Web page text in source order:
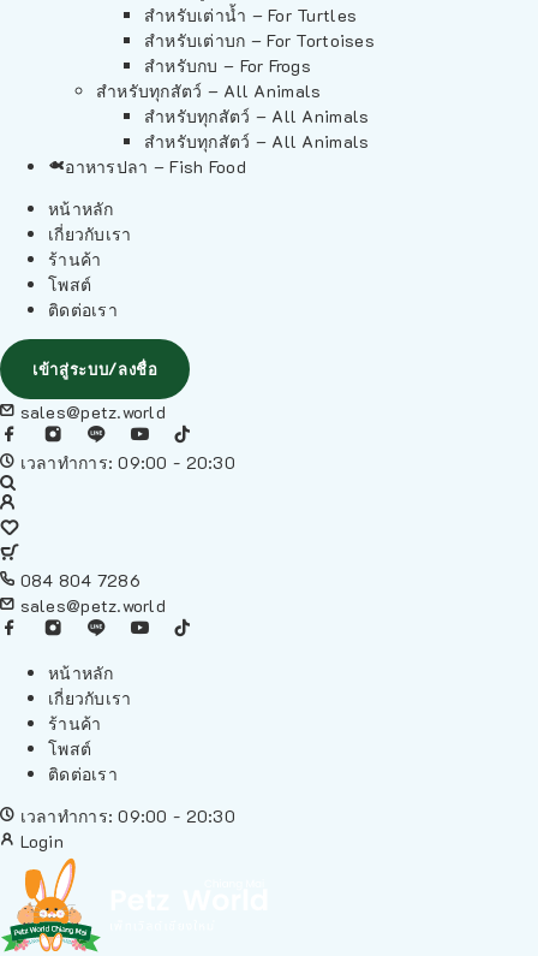
สำหรับเต่าน้ำ – For Turtles
สำหรับเต่าบก – For Tortoises
สำหรับกบ – For Frogs
สำหรับทุกสัตว์ – All Animals
สำหรับทุกสัตว์ – All Animals
สำหรับทุกสัตว์ – All Animals
อาหารปลา – Fish Food
หน้าหลัก
เกี่ยวกับเรา
ร้านค้า
โพสต์
ติดต่อเรา
เข้าสู่ระบบ/ลงชื่อ
sales@petz.world
เวลาทำการ: 09:00 - 20:30
084 804 7286
sales@petz.world
หน้าหลัก
เกี่ยวกับเรา
ร้านค้า
โพสต์
ติดต่อเรา
เวลาทำการ: 09:00 - 20:30
Login